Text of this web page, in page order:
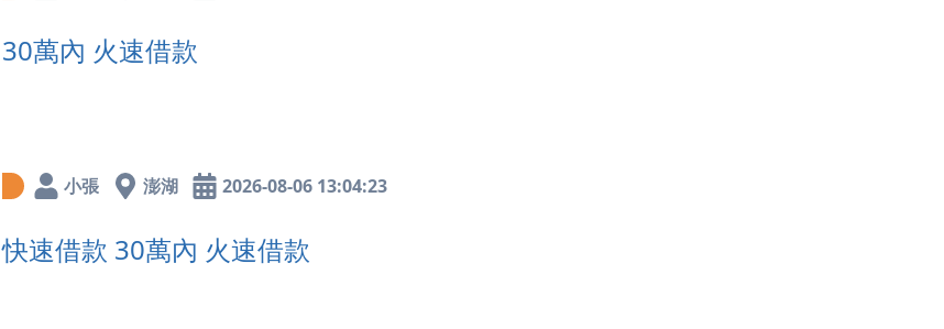
30萬內 火速借款
小張 澎湖 2026-08-06 13:04:23
快速借款 30萬內 火速借款